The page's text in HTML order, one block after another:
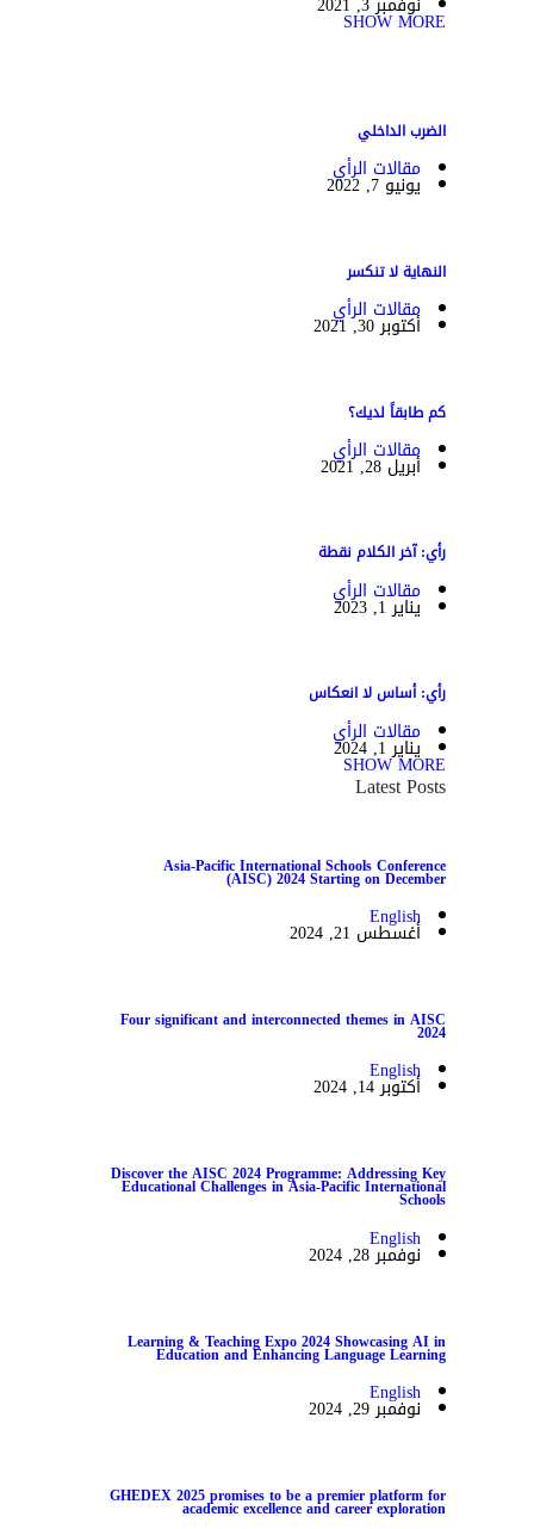
SHOW MORE
الضرب الداخلي
مقالات الرأي
يونيو 7, 2022
النهاية لا تنكسر
مقالات الرأي
أكتوبر 30, 2021
كم طابقاً لديك؟
مقالات الرأي
أبريل 28, 2021
رأي: آخر الكلام نقطة
مقالات الرأي
يناير 1, 2023
رأي: أساس لا انعكاس
مقالات الرأي
يناير 1, 2024
SHOW MORE
Latest Posts
Asia-Pacific International Schools Conference
(AISC) 2024 Starting on December
English
أغسطس 21, 2024
Four significant and interconnected themes in AISC
2024
English
أكتوبر 14, 2024
Discover the AISC 2024 Programme: Addressing Key
Educational Challenges in Asia-Pacific International
Schools
English
نوفمبر 28, 2024
Learning & Teaching Expo 2024 Showcasing AI in
Education and Enhancing Language Learning
English
نوفمبر 29, 2024
GHEDEX 2025 promises to be a premier platform for
academic excellence and career exploration